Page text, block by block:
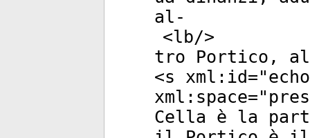
al-
<lb/>
tro Portico,
<s xml:id="
xml:space="
Cella è la